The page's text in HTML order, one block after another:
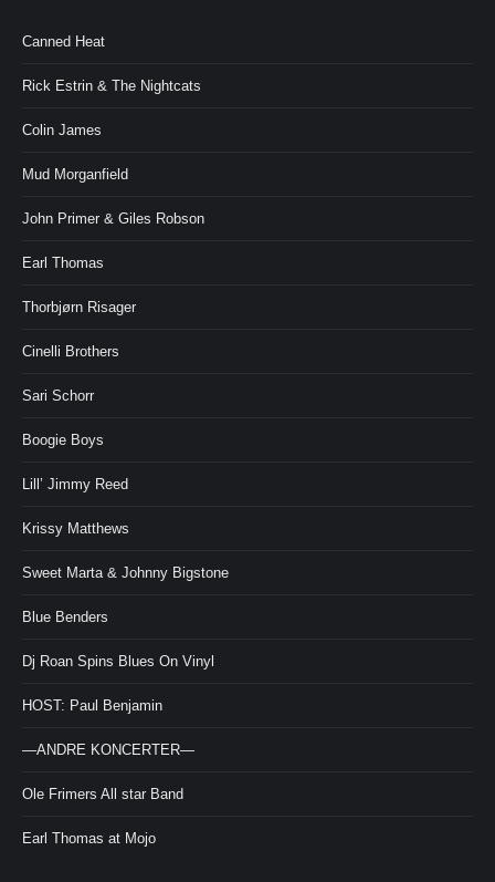
Canned Heat
Rick Estrin & The Nightcats
Colin James
Mud Morganfield
John Primer & Giles Robson
Earl Thomas
Thorbjørn Risager
Cinelli Brothers
Sari Schorr
Boogie Boys
Lill’ Jimmy Reed
Krissy Matthews
Sweet Marta & Johnny Bigstone
Blue Benders
Dj Roan Spins Blues On Vinyl
HOST: Paul Benjamin
—ANDRE KONCERTER—
Ole Frimers All star Band
Earl Thomas at Mojo